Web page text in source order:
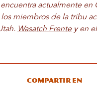
actualmente en
miembros de la tribu
Wasatch Frentey en
Compartir en